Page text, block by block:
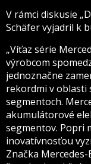
V rámci diskusie
Schäfer vyjadril k
„Víťaz série
výrobcom
jednoznačne
rekordmi v oblasti
segmentoch.
akumulátorové
segmentov. Popri
inovatívnosťou
Značka